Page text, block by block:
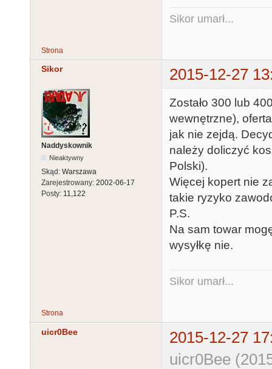
Sikor umarł...
Strona
Sikor 2015-12-27
Naddyskownik
Nieaktywny
Skąd: Warszawa
Zarejestrowany: 2002-06-17
Posty: 11,122
Zostało 300 lub
wewnętrzne),
jak nie zejdą.
należy doliczyć
Polski).
Więcej kopert nie
takie ryzyko
P.S.
Na sam towar
wysyłkę nie.
Sikor umarł...
Strona
uicr0Bee
2015-12-27
uicr0Bee